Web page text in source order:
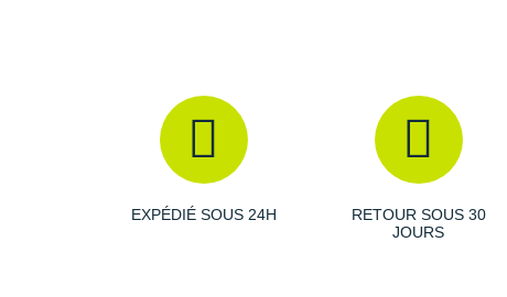
EXPÉDIÉ SOUS 24H
RETOUR SOUS 30
JOURS